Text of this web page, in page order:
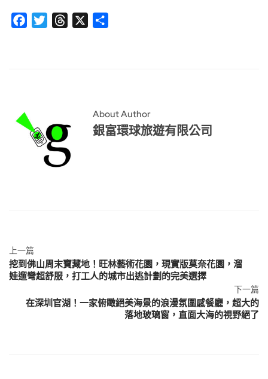
FacebookTwitterThreads
About Author
銀富環球旅遊有限公司
上一篇
挖到佛山周末寶藏地！旺林藝術花園，現實版莫奈花園，溜
娃遛彎超舒服，打工人的城市出逃計劃的完美選擇
下一篇
在深圳官湖！一家俯瞰絕美海景的浪漫氛圍感餐廳，超大的
落地玻璃窗，直面大海的視野絕了